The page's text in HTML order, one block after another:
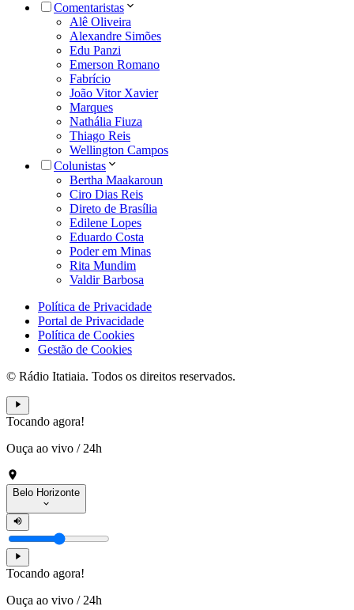
Comentaristas
Alê Oliveira
Alexandre Simões
Edu Panzi
Emerson Romano
Fabrício
João Vitor Xavier
Marques
Nathália Fiuza
Thiago Reis
Wellington Campos
Colunistas
Bertha Maakaroun
Ciro Dias Reis
Direto de Brasília
Edilene Lopes
Eduardo Costa
Poder em Minas
Rita Mundim
Valdir Barbosa
Política de Privacidade
Portal de Privacidade
Política de Cookies
Gestão de Cookies
© Rádio Itatiaia. Todos os direitos reservados.
Tocando agora!
Ouça ao vivo / 24h
Belo Horizonte
Tocando agora!
Ouça ao vivo / 24h